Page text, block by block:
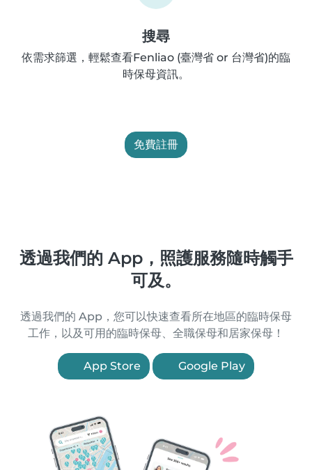
搜尋
依需求篩選，輕鬆查看Fenliao (臺灣省 or 台灣省)的臨
時保母資訊。
免費註冊
透過我們的 App，照護服務隨時觸手
可及。
透過我們的 App，您可以快速查看所在地區的臨時保母
工作，以及可用的臨時保母、全職保母和居家保母！
App Store Google Play